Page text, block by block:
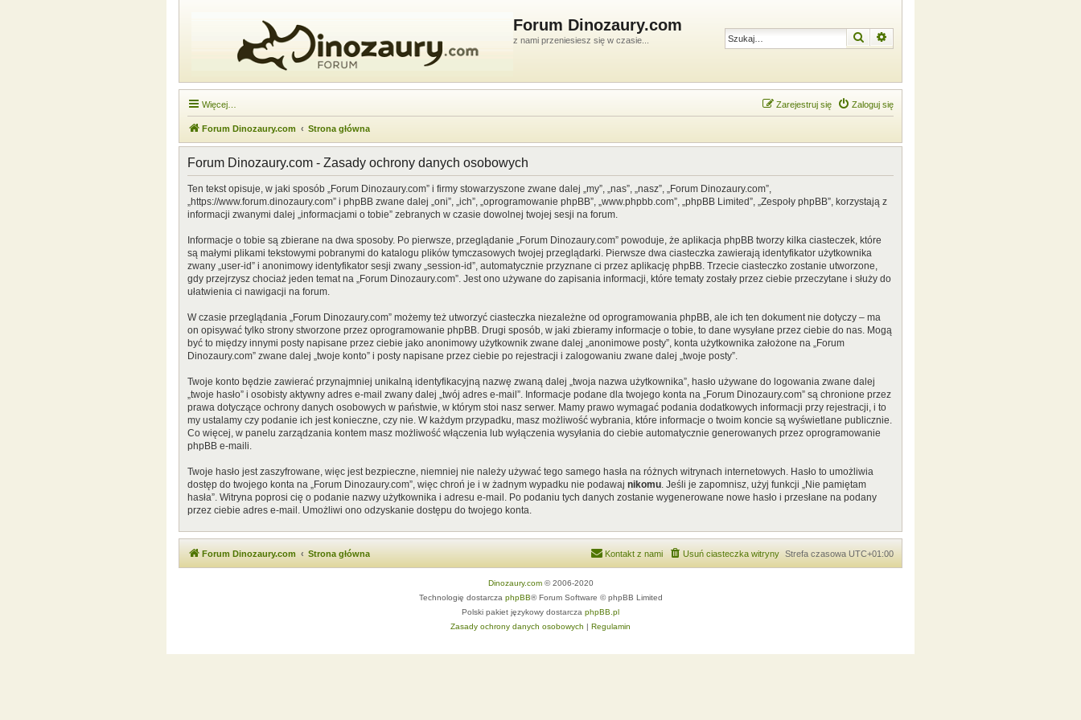
Forum Dinozaury.com
z nami przeniesiesz się w czasie... Szukaj
Więcej… Zaloguj się
Zarejestruj się
Forum Dinozaury.com Strona główna
Forum Dinozaury.com - Zasady ochrony danych osobowych
Ten tekst opisuje, w jaki sposób „Forum Dinozaury.com” i firmy stowarzyszone zwane dalej „my”, „nas”, „nasz”, „Forum Dinozaury.com”,
„https://www.forum.dinozaury.com” i phpBB zwane dalej „oni”, „ich”, „oprogramowanie phpBB”, „www.phpbb.com”, „phpBB Limited”, „Zespoły phpBB”, korzystają z
informacji zwanymi dalej „informacjami o tobie” zebranych w czasie dowolnej twojej sesji na forum.
Informacje o tobie są zbierane na dwa sposoby. Po pierwsze, przeglądanie „Forum Dinozaury.com” powoduje, że aplikacja phpBB tworzy kilka ciasteczek, które
są małymi plikami tekstowymi pobranymi do katalogu plików tymczasowych twojej przeglądarki. Pierwsze dwa ciasteczka zawierają identyfikator użytkownika
zwany „user-id” i anonimowy identyfikator sesji zwany „session-id”, automatycznie przyznane ci przez aplikację phpBB. Trzecie ciasteczko zostanie utworzone,
gdy przejrzysz chociaż jeden temat na „Forum Dinozaury.com”. Jest ono używane do zapisania informacji, które tematy zostały przez ciebie przeczytane i służy do
ułatwienia ci nawigacji na forum.
W czasie przeglądania „Forum Dinozaury.com” możemy też utworzyć ciasteczka niezależne od oprogramowania phpBB, ale ich ten dokument nie dotyczy – ma
on opisywać tylko strony stworzone przez oprogramowanie phpBB. Drugi sposób, w jaki zbieramy informacje o tobie, to dane wysyłane przez ciebie do nas. Mogą
być to między innymi posty napisane przez ciebie jako anonimowy użytkownik zwane dalej „anonimowe posty”, konta użytkownika założone na „Forum
Dinozaury.com” zwane dalej „twoje konto” i posty napisane przez ciebie po rejestracji i zalogowaniu zwane dalej „twoje posty”.
Twoje konto będzie zawierać przynajmniej unikalną identyfikacyjną nazwę zwaną dalej „twoja nazwa użytkownika”, hasło używane do logowania zwane dalej
„twoje hasło” i osobisty aktywny adres e-mail zwany dalej „twój adres e-mail”. Informacje podane dla twojego konta na „Forum Dinozaury.com” są chronione przez
prawa dotyczące ochrony danych osobowych w państwie, w którym stoi nasz serwer. Mamy prawo wymagać podania dodatkowych informacji przy rejestracji, i to
my ustalamy czy podanie ich jest konieczne, czy nie. W każdym przypadku, masz możliwość wybrania, które informacje o twoim koncie są wyświetlane publicznie.
Co więcej, w panelu zarządzania kontem masz możliwość włączenia lub wyłączenia wysyłania do ciebie automatycznie generowanych przez oprogramowanie
phpBB e-maili.
Twoje hasło jest zaszyfrowane, więc jest bezpieczne, niemniej nie należy używać tego samego hasła na różnych witrynach internetowych. Hasło to umożliwia
dostęp do twojego konta na „Forum Dinozaury.com”, więc chroń je i w żadnym wypadku nie podawaj nikomu. Jeśli je zapomnisz, użyj funkcji „Nie pamiętam
hasła”. Witryna poprosi cię o podanie nazwy użytkownika i adresu e-mail. Po podaniu tych danych zostanie wygenerowane nowe hasło i przesłane na podany
przez ciebie adres e-mail. Umożliwi ono odzyskanie dostępu do twojego konta.
Forum Dinozaury.com Strona główna Strefa czasowa UTC+01:00
Usuń ciasteczka witryny
Kontakt z nami
Dinozaury.com© 2006-2020
Technologię dostarcza phpBB® Forum Software © phpBB Limited
Polski pakiet językowy dostarcza phpBB.pl
Zasady ochrony danych osobowych | Regulamin